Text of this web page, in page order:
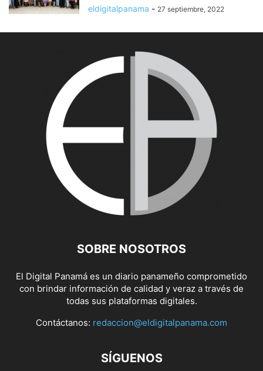
eldigitalpanama - 27 septiembre, 2022
SOBRE NOSOTROS
El Digital Panamá es un diario panameño comprometido
con brindar información de calidad y veraz a través de
todas sus plataformas digitales.
Contáctanos: redaccion@eldigitalpanama.com
SÍGUENOS